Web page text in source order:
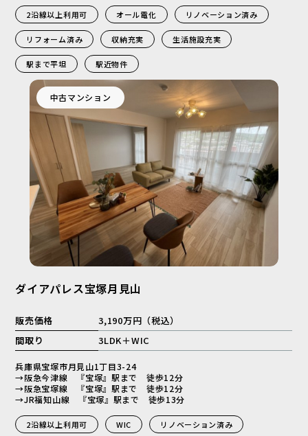
2沿線以上利用可 オール電化 リノベーション済み
リフォーム済み 収納充実 生活施設充実
駅まで平坦 駅近物件
中古マンション
ダイアパレス宝塚月見山
販売価格
3,190万円（税込）
間取り
3LDK＋WIC
兵庫県宝塚市月見山1丁目3-24
→阪急今津線 『宝塚』駅まで 徒歩12分
→阪急宝塚線 『宝塚』駅まで 徒歩12分
→JR福知山線 『宝塚』駅まで 徒歩13分
2沿線以上利用可 WIC リノベーション済み